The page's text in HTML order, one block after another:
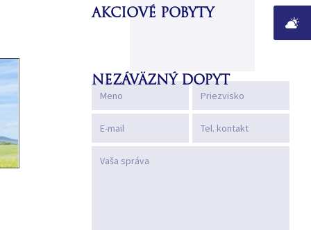
AKCIOVÉ POBYTY
NEZÁVÄZNÝ DOPYT